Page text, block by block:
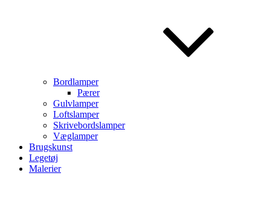
Bordlamper
Pærer
Gulvlamper
Loftslamper
Skrivebordslamper
Væglamper
Brugskunst
Legetøj
Malerier